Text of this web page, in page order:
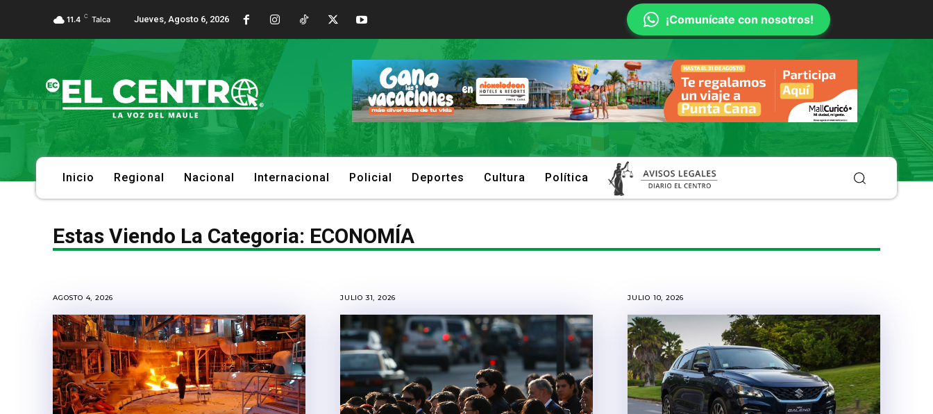
11.4 C Talca Jueves, Agosto 6, 2026 ¡Comunícate con nosotros!
Inicio Regional Nacional Internacional Policial Deportes Cultura Política
Estas Viendo La Categoria: ECONOMÍA
AGOSTO 4, 2026 JULIO 31, 2026 JULIO 10, 2026